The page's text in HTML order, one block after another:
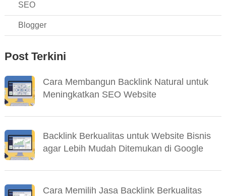
SEO
Blogger
Post Terkini
Cara Membangun Backlink Natural untuk
Meningkatkan SEO Website
Backlink Berkualitas untuk Website Bisnis
agar Lebih Mudah Ditemukan di Google
Cara Memilih Jasa Backlink Berkualitas